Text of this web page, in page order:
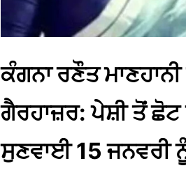
ਕੰਗਨਾ ਰਣੌਤ
ਗੈਰਹਾਜ਼ਰ: ਪੇਸ਼ੀ ਤੋਂ
ਸੁਣਵਾਈ 15 ਜਨਵਰੀ